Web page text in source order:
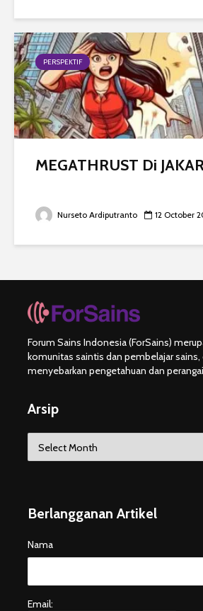
PERSPEKTIF
MEGATHRUST Di
Nurseto Ardiputranto 12 October
Forum Sains Indonesia (ForSains)
komunitas saintis dan pembelajar sains,
menyebarkan pengetahuan dan
Arsip
Berlangganan Artikel
Nama
Email: